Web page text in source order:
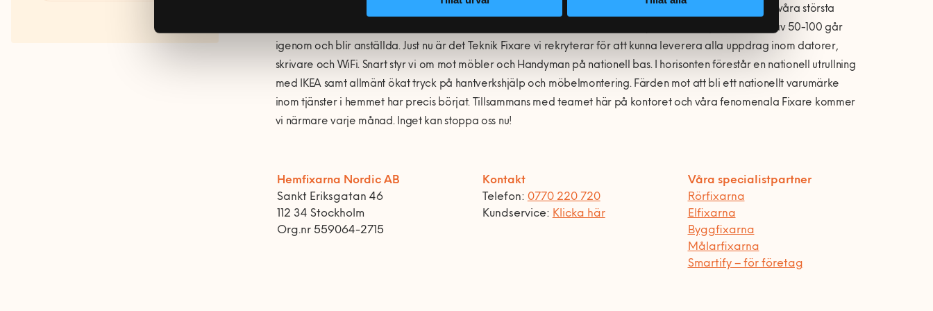
Populära tjänster och artiklar
antalet Fixare och vi strävar efter att hitta harmonin mellan uppdrag och Fixare. Rekryteringen är en av våra största
fokusområden. Med vår unika modell hittar vi och testar vi av närmare 500 nya Fixare varje månad varav 50-100 går
igenom och blir anställda. Just nu är det Teknik Fixare vi rekryterar för att kunna leverera alla uppdrag inom datorer,
skrivare och WiFi. Snart styr vi om mot möbler och Handyman på nationell bas. I horisonten förestår en nationell utrullning
med IKEA samt allmänt ökat tryck på hantverkshjälp och möbelmontering. Färden mot att bli ett nationellt varumärke
inom tjänster i hemmet har precis börjat. Tillsammans med teamet här på kontoret och våra fenomenala Fixare kommer
vi närmare varje månad. Inget kan stoppa oss nu!
Hemfixarna Nordic AB
Sankt Eriksgatan 46
112 34 Stockholm
Org.nr 559064-2715
Kontakt
Telefon: 0770 220 720
Kundservice: Klicka här
Våra specialistpartner
Rörfixarna
Elfixarna
Byggfixarna
Målarfixarna
Smartify – för företag